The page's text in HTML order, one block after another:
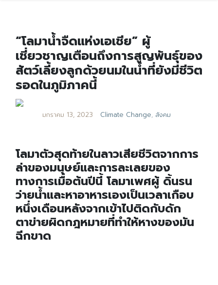
“โลมาน้ำจืดแห่งเอเชีย” ผู้
เชี่ยวชาญเตือนถึงการสูญพันธุ์ของ
สัตว์เลี้ยงลูกด้วยนมในน้ำที่ยังมีชีวิต
รอดในภูมิภาคนี้
มกราคม 13, 2023 Climate Change, สังคม
โลมาตัวสุดท้ายในลาวเสียชีวิตจากการ
ล่าของมนุษย์และการละเลยของ
ทางการเมื่อต้นปีนี้ โลมาเพศผู้ ดิ้นรน
ว่ายน้ำและหาอาหารเองเป็นเวลาเกือบ
หนึ่งเดือนหลังจากเข้าไปติดกับดัก
ตาข่ายผิดกฎหมายที่ทำให้หางของมัน
ฉีกขาด